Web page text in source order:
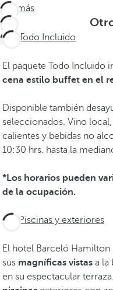
Ver más
Todo Incluido
El paquete Todo Incluido
cena estilo buffet en el
Disponible también
seleccionados. Vino
calientes y bebidas no
10:30 hrs. hasta la
*Los horarios pueden
de la ocupación.
Piscinas y exteriores
El hotel Barceló
sus magníficas vistas a la
en su espectacular